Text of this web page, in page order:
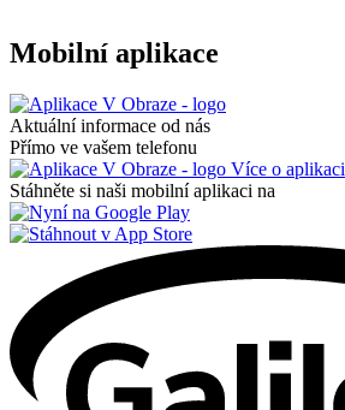
Mobilní aplikace
Aktuální informace od nás
Přímo ve vašem telefonu
Více o aplikaci
Stáhněte si naši mobilní aplikaci na